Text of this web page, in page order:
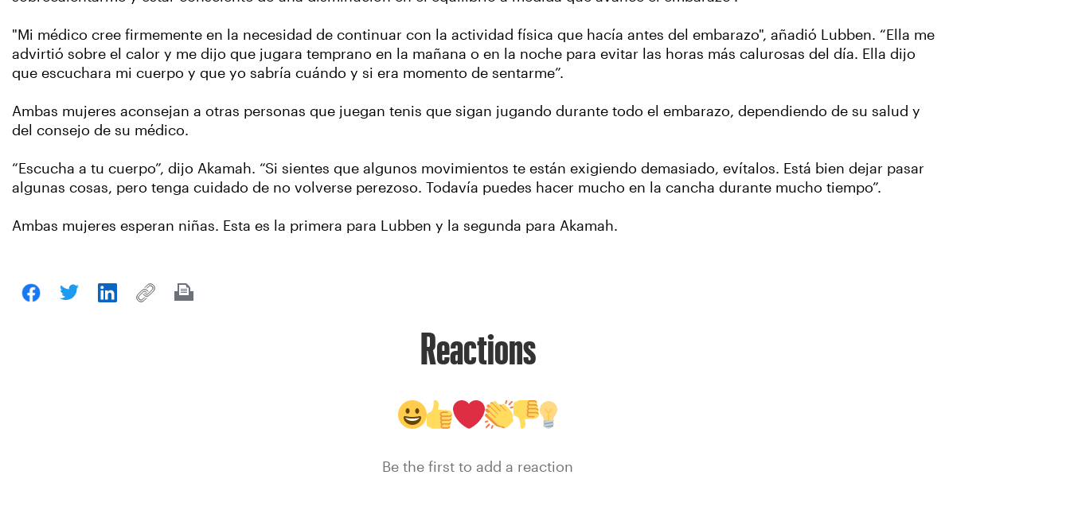
"Mi médico cree firmemente en la necesidad de continuar con la actividad física que hacía antes del embarazo", añadió Lubben. “Ella me
advirtió sobre el calor y me dijo que jugara temprano en la mañana o en la noche para evitar las horas más calurosas del día. Ella dijo
que escuchara mi cuerpo y que yo sabría cuándo y si era momento de sentarme”.
Ambas mujeres aconsejan a otras personas que juegan tenis que sigan jugando durante todo el embarazo, dependiendo de su salud y
del consejo de su médico.
“Escucha a tu cuerpo”, dijo Akamah. “Si sientes que algunos movimientos te están exigiendo demasiado, evítalos. Está bien dejar pasar
algunas cosas, pero tenga cuidado de no volverse perezoso. Todavía puedes hacer mucho en la cancha durante mucho tiempo”.
Ambas mujeres esperan niñas. Esta es la primera para Lubben y la segunda para Akamah.
Reactions
Be the first to add a reaction